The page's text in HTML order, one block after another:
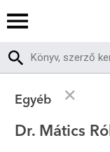
Egyéb
Dr. Mátics